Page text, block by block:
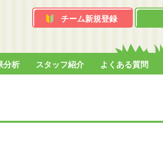
チーム新規登録
分析 スタッフ紹介 よくある質問